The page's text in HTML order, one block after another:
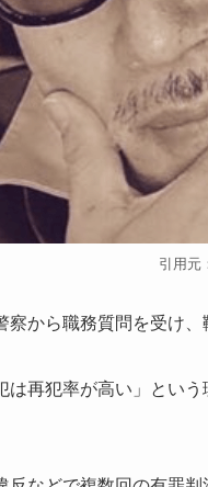
引用元
から職務質問を受け
は再犯率が高い」とい